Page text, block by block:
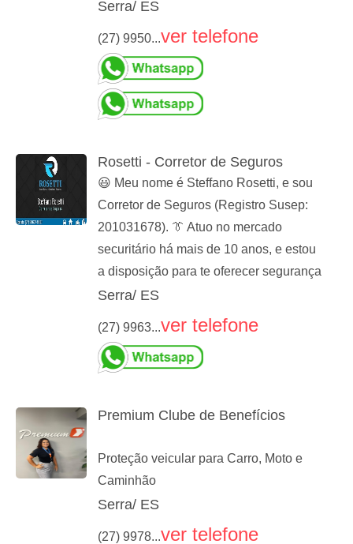
Serra/ ES
(27) 9950...ver telefone
Rosetti - Corretor de Seguros
😃 Meu nome é Steffano Rosetti, e sou
Corretor de Seguros (Registro Susep:
201031678). 👔 Atuo no mercado
securitário há mais de 10 anos, e estou
a disposição para te oferecer segurança
Serra/ ES
(27) 9963...ver telefone
Premium Clube de Benefícios
Proteção veicular para Carro, Moto e
Caminhão
Serra/ ES
(27) 9978...ver telefone